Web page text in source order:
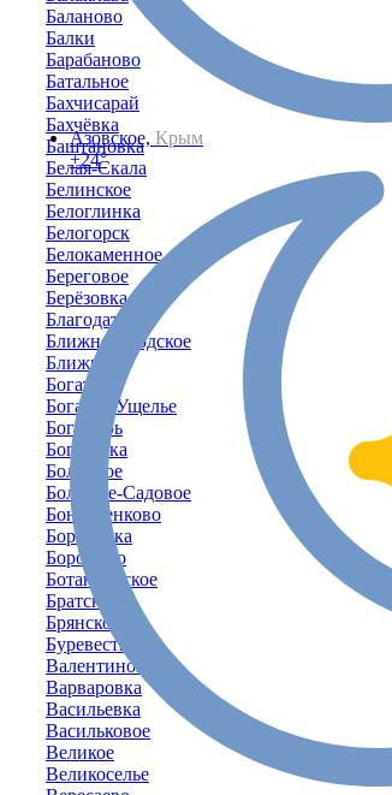
Азовское, Крым
+24°
Баланово
Балки
Барабаново
Батальное
Бахчисарай
Бахчёвка
Баштановка
Белая-Скала
Белинское
Белоглинка
Белогорск
Белокаменное
Береговое
Берёзовка
Благодатное
Ближнегородское
Ближнее
Богатое
Богатое-Ущелье
Богатырь
Богачёвка
Болотное
Большое-Садовое
Бондаренково
Борисовка
Бородино
Ботаническое
Братское
Брянское
Буревестник
Валентиново
Варваровка
Васильевка
Васильковое
Великое
Великоселье